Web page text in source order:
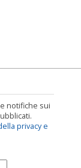
notifiche sui
privacy e